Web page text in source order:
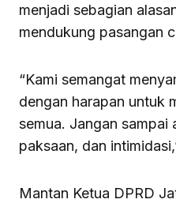
menjadi sebagian
mendukung pasangan
“Kami semangat
dengan harapan untuk
semua. Jangan sampai
paksaan, dan
Mantan Ketua DPRD